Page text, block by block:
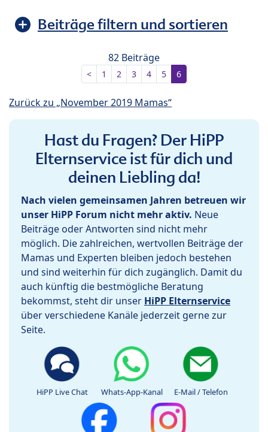
Beiträge filtern und sortieren
82 Beiträge
< 1 2 3 4 5 6
Zurück zu „November 2019 Mamas“
Hast du Fragen? Der HiPP
Elternservice ist für dich und
deinen Liebling da!
Nach vielen gemeinsamen Jahren betreuen wir
unser HiPP Forum nicht mehr aktiv. Neue
Beiträge oder Antworten sind nicht mehr
möglich. Die zahlreichen, wertvollen Beiträge der
Mamas und Experten bleiben jedoch bestehen
und sind weiterhin für dich zugänglich. Damit du
auch künftig die bestmögliche Beratung
bekommst, steht dir unser HiPP Elternservice
über verschiedene Kanäle jederzeit gerne zur
Seite.
HiPP Live Chat Whats-App-Kanal E-Mail / Telefon